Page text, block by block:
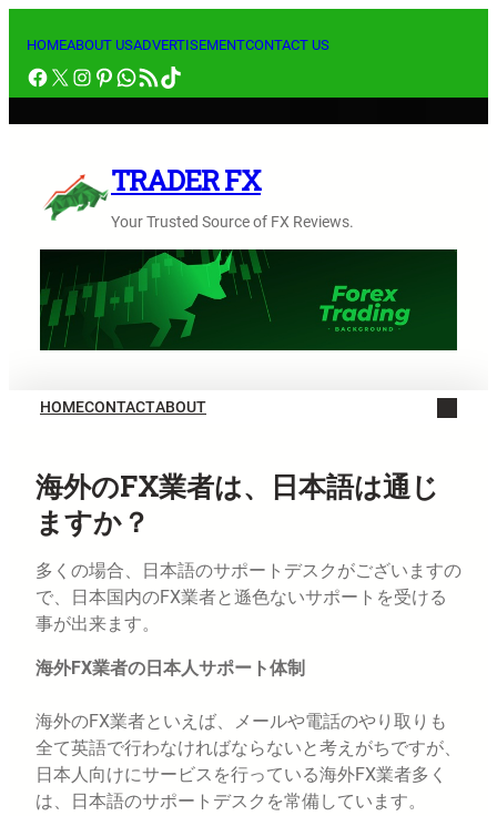
ス
キ
HOMEABOUT USADVERTISEMENTCONTACT US
Facebook
X Instagram
Pinterest
WhatsApp
RSS フィードTikTok
TRADER FX
Your Trusted Source of FX Reviews.
HOMECONTACTABOUT
海外のFX業者は、日本語は通じ
ますか？
多くの場合、日本語のサポートデスクがございますの
で、日本国内のFX業者と遜色ないサポートを受ける
事が出来ます。
海外FX業者の日本人サポート体制
海外のFX業者といえば、メールや電話のやり取りも
全て英語で行わなければならないと考えがちですが、
日本人向けにサービスを行っている海外FX業者多く
は、日本語のサポートデスクを常備しています。